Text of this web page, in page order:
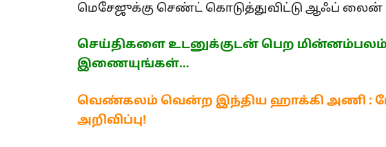
மெசேஜுக்கு செண்ட் கொடுத்துவிட்டு ஆஃப்
செய்திகளை உடனுக்குடன் பெற
இணையுங்கள்…
வெண்கலம் வென்ற இந்திய ஹாக்கி அணி :
அறிவிப்பு!